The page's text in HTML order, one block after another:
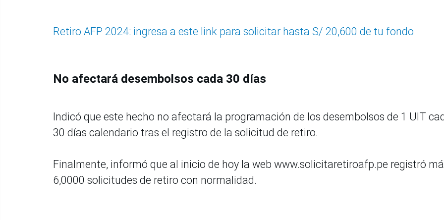
Retiro AFP 2024: ingresa a este link para solicitar hasta S/ 20,600 de tu fondo
No afectará desembolsos cada 30 días
Indicó que este hecho no afectará la programación de los desembolsos de 1 UIT
30 días calendario tras el registro de la solicitud de retiro.
Finalmente, informó que al inicio de hoy la web www.solicitaretiroafp.pe registró
6,0000 solicitudes de retiro con normalidad.